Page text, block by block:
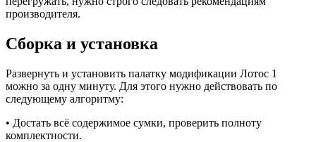
производителя.
Сборка и установка
Развернуть и установить палатку модификации Лотос 1
можно за одну минуту. Для этого нужно действовать по
следующему алгоритму:
• Достать всё содержимое сумки, проверить полноту
комплектности.